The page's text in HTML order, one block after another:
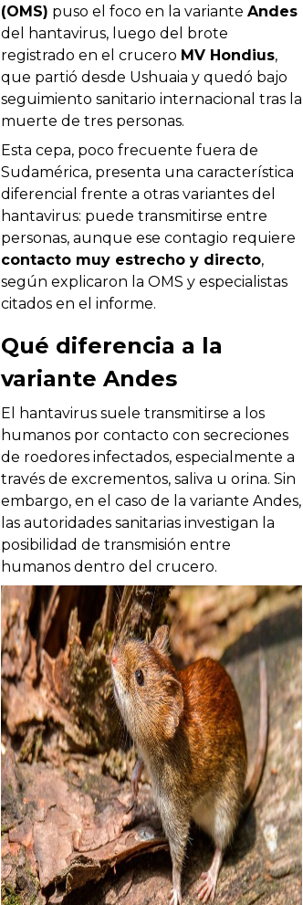
(OMS) puso el foco en la variante Andes
del hantavirus, luego del brote
registrado en el crucero MV Hondius,
que partió desde Ushuaia y quedó bajo
seguimiento sanitario internacional tras la
muerte de tres personas.
Esta cepa, poco frecuente fuera de
Sudamérica, presenta una característica
diferencial frente a otras variantes del
hantavirus: puede transmitirse entre
personas, aunque ese contagio requiere
contacto muy estrecho y directo,
según explicaron la OMS y especialistas
citados en el informe.
Qué diferencia a la
variante Andes
El hantavirus suele transmitirse a los
humanos por contacto con secreciones
de roedores infectados, especialmente a
través de excrementos, saliva u orina. Sin
embargo, en el caso de la variante Andes,
las autoridades sanitarias investigan la
posibilidad de transmisión entre
humanos dentro del crucero.